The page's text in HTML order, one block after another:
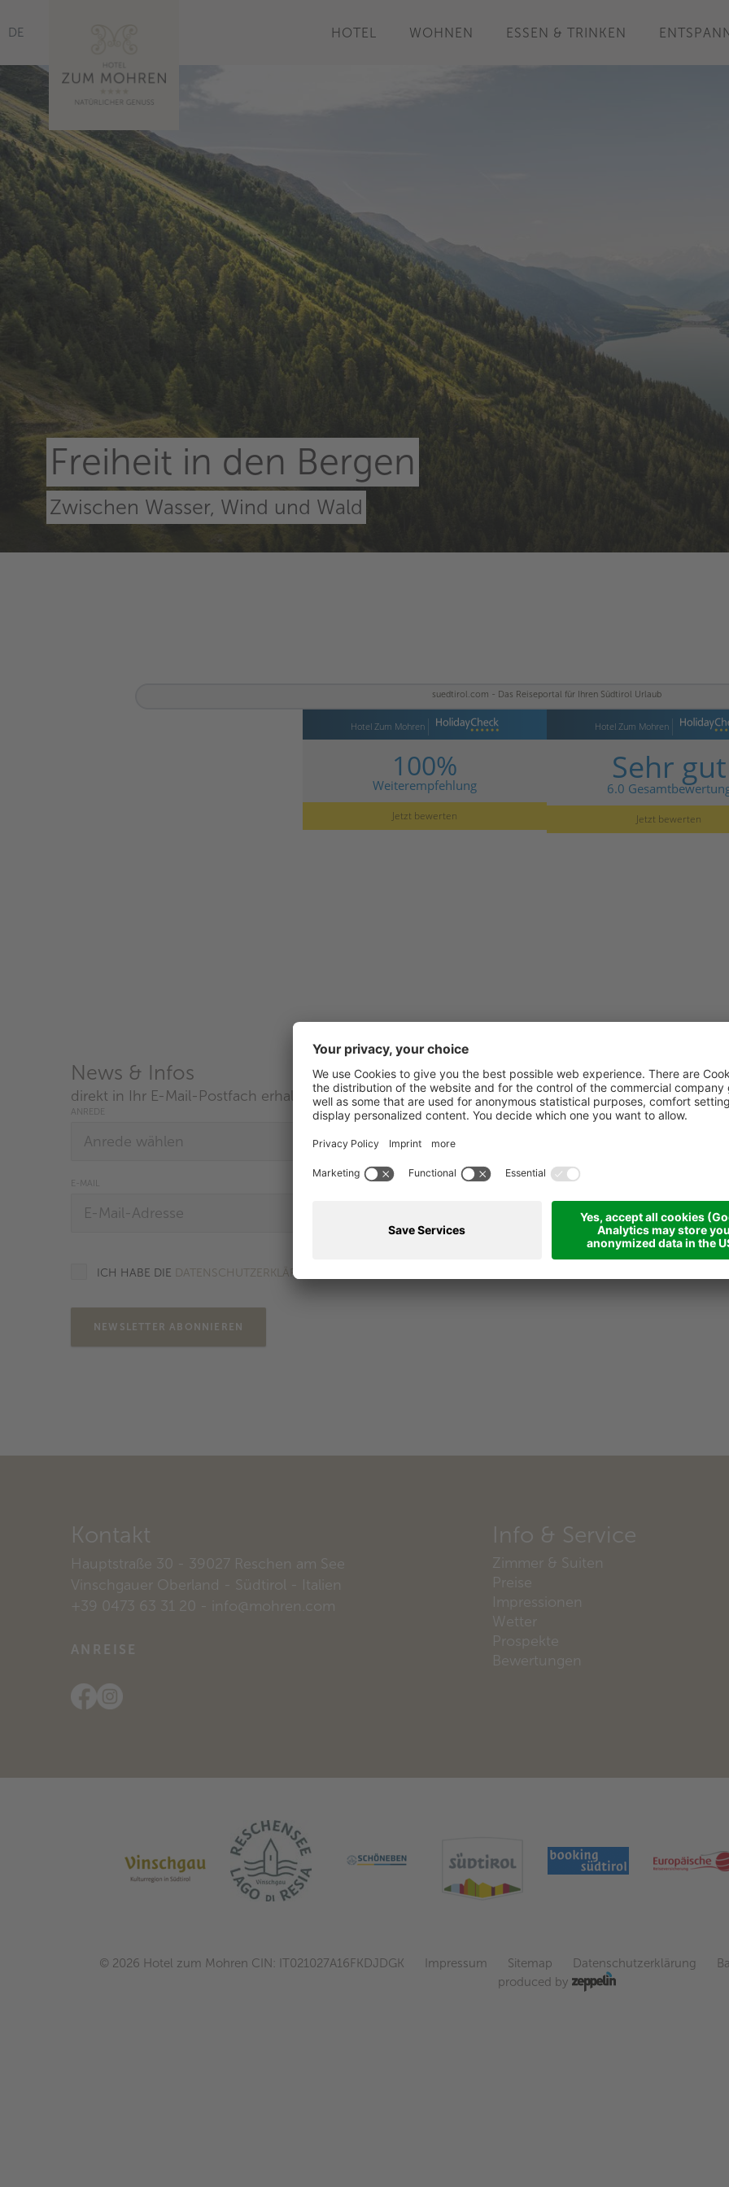
DE HOTEL WOHNEN ESSEN & TRINKEN
Freiheit in den Bergen
Zwischen Wasser, Wind und Wald
suedtirol.com - Das Reiseportal für Ihren Südtirol Urlaub
Hotel Zum Mohren
100%
Weiterempfehlung
Jetzt bewerten
Hotel Zum Mohren
Sehr gut
6.0
Jetzt bewerten
News & Infos
direkt in Ihr E-Mail-Postfach erhalten
ANREDE VORNAME
E-MAIL
ICH HABE DIE DATENSCHUTZERKLÄRUNG
NEWSLETTER ABONNIEREN
Kontakt
Hauptstraße 30 - 39027 Reschen am See
Vinschgauer Oberland - Südtirol - Italien
+39 0473 63 31 20 - info@mohren.com
ANREISE
Info & Service
Zimmer & Suiten
Preise
Impressionen
Wetter
Prospekte
Bewertungen
© 2026 Hotel zum Mohren CIN: IT021027A16FKDJDGK Impressum Sitemap Datenschutzerklärung
produced by